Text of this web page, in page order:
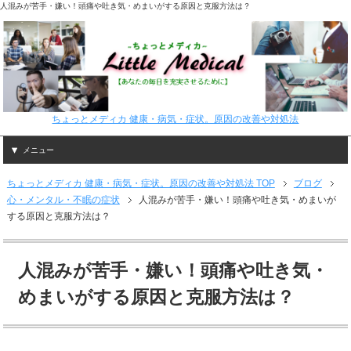
人混みが苦手・嫌い！頭痛や吐き気・めまいがする原因と克服方法は？
ちょっとメディカ 健康・病気・症状。原因の改善や対処法
メニュー
ちょっとメディカ 健康・病気・症状。原因の改善や対処法 TOP
ブログ
心・メンタル・不眠の症状
人混みが苦手・嫌い！頭痛や吐き気・めまいが
する原因と克服方法は？
人混みが苦手・嫌い！頭痛や吐き気・
めまいがする原因と克服方法は？